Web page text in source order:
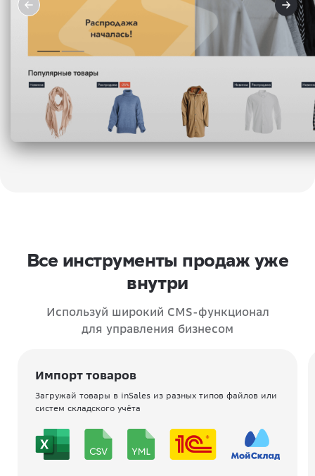
Все инструменты продаж уже
внутри
Используй широкий CMS-функционал
для управления бизнесом
Импорт товаров
Загружай товары в inSales из разных типов файлов или
систем складского учёта